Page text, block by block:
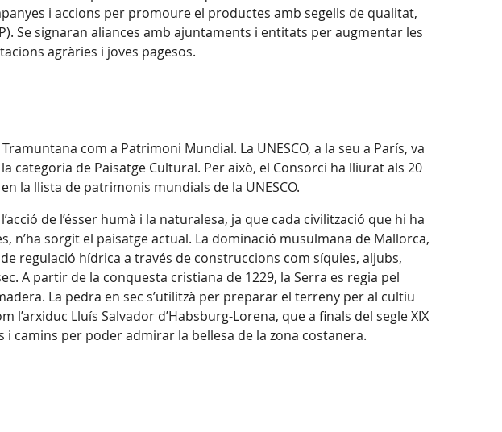
i accions per promoure el productes amb segells de qualitat,
Se signaran aliances amb ajuntaments i entitats per augmentar les
agràries i joves pagesos.
com a Patrimoni Mundial. La UNESCO, a la seu a París, va
categoria de Paisatge Cultural. Per això, el Consorci ha lliurat als 20
la llista de patrimonis mundials de la UNESCO.
de l’ésser humà i la naturalesa, ja que cada civilització que hi ha
n’ha sorgit el paisatge actual. La dominació musulmana de Mallorca,
regulació hídrica a través de construccions com síquies, aljubs,
A partir de la conquesta cristiana de 1229, la Serra es regia pel
La pedra en sec s’utilitzà per preparar el terreny per al cultiu
Lluís Salvador d’Habsburg-Lorena, que a finals del segle XIX
per poder admirar la bellesa de la zona costanera.